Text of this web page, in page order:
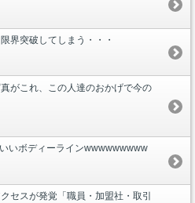
界突破してしまう・・・
がこれ、この人達のおかげで今の
いボディーラインwwwwwwwww
セスが発覚「職員・加盟社・取引